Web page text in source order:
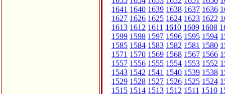
1641 1640 1639 1638 1637 1636
1627 1626 1625 1624 1623 1622
1613 1612 1611 1610 1609 1608
1599 1598 1597 1596 1595 1594
1585 1584 1583 1582 1581 1580
1571 1570 1569 1568 1567 1566
1557 1556 1555 1554 1553 1552
1543 1542 1541 1540 1539 1538
1529 1528 1527 1526 1525 1524
1515 1514 1513 1512 1511 1510